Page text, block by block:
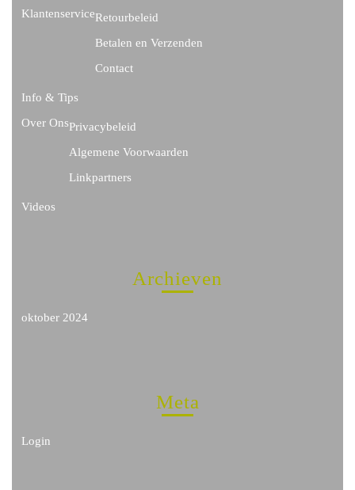
KlantenserviceRetourbeleid
Betalen en Verzenden
Contact
Info & Tips
Over OnsPrivacybeleid
Algemene Voorwaarden
Linkpartners
Videos
Archieven
oktober 2024
Meta
Login